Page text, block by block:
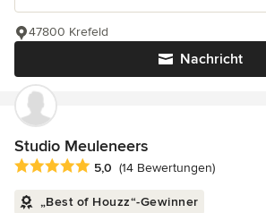
Nachricht
47800 Krefeld
Studio Meuleneers
Durchschnittliche Bewertung: 5 von 5
5,0 (14 Bewertungen)
„Best of Houzz“-Gewinner